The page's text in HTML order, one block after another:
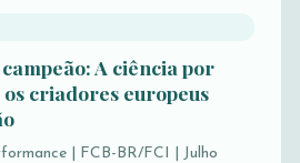
A ciência por
criadores europeus
| FCB-BR/FCI | Julho